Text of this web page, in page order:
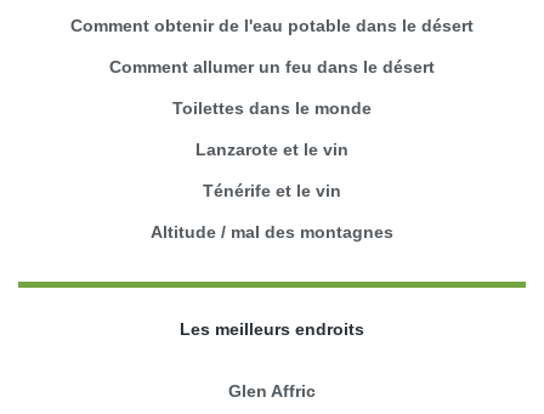
Comment obtenir de l'eau potable dans le désert
Comment allumer un feu dans le désert
Toilettes dans le monde
Lanzarote et le vin
Ténérife et le vin
Altitude / mal des montagnes
Les meilleurs endroits
Glen Affric